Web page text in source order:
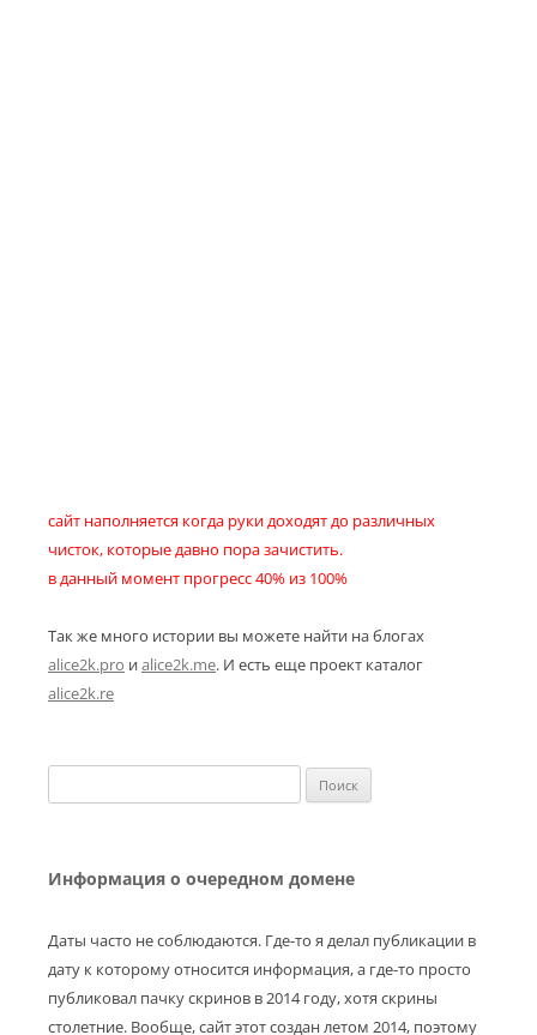
сайт наполняется когда руки доходят до различных
чисток, которые давно пора зачистить.
в данный момент прогресс 40% из 100%
Так же много истории вы можете найти на блогах
alice2k.pro иalice2k.me. И есть еще проект каталог
alice2k.re
Информация о очередном домене
Даты часто не соблюдаются. Где-то я делал публикации в
дату к которому относится информация, а где-то просто
публиковал пачку скринов в 2014 году, хотя скрины
столетние. Вообще, сайт этот создан летом 2014, поэтому